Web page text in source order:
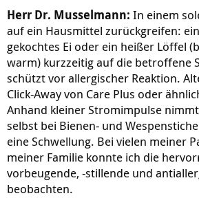
Herr Dr. Musselmann: In einem
auf ein Hausmittel zurückgreifen:
gekochtes Ei oder ein heißer Löffel
warm) kurzzeitig auf die betroffene
schützt vor allergischer Reaktion.
Click-Away von Care Plus oder
Anhand kleiner Stromimpulse
selbst bei Bienen- und
eine Schwellung. Bei vielen meiner
meiner Familie konnte ich die
vorbeugende, -stillende und
beobachten.